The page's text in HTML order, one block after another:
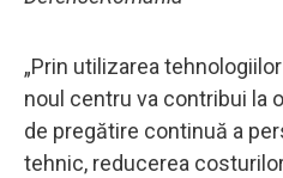
„Prin utilizarea
noul centru va contribui la
de pregătire continuă a
tehnic, reducerea